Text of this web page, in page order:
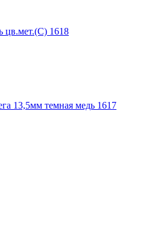
цв.мет.(С) 1618
13,5мм темная медь 1617